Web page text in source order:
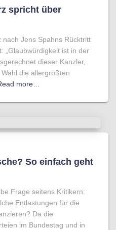
spricht über
Jens Spahns Rücktritt
„Glaubwürdigkeit ist in der
dieser Kanzler,
die allergrößten
more…
So einfach geht
Frage seitens Kritikern:
Entlastungen für die
Da die
im Bundestag und in